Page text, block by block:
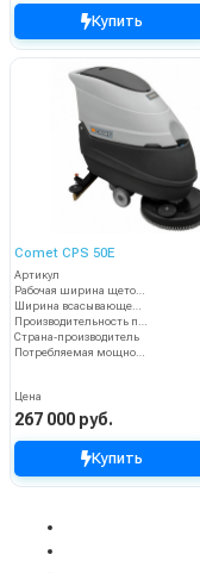
Купить
Comet CPS 50E
Артикул
Рабочая ширина щеток (мм)
Ширина всасывающей балки (мм)
Производительность по площади (м2/ч)
Страна-производитель
Потребляемая мощность (Вт)
Цена
267 000 руб.
Купить